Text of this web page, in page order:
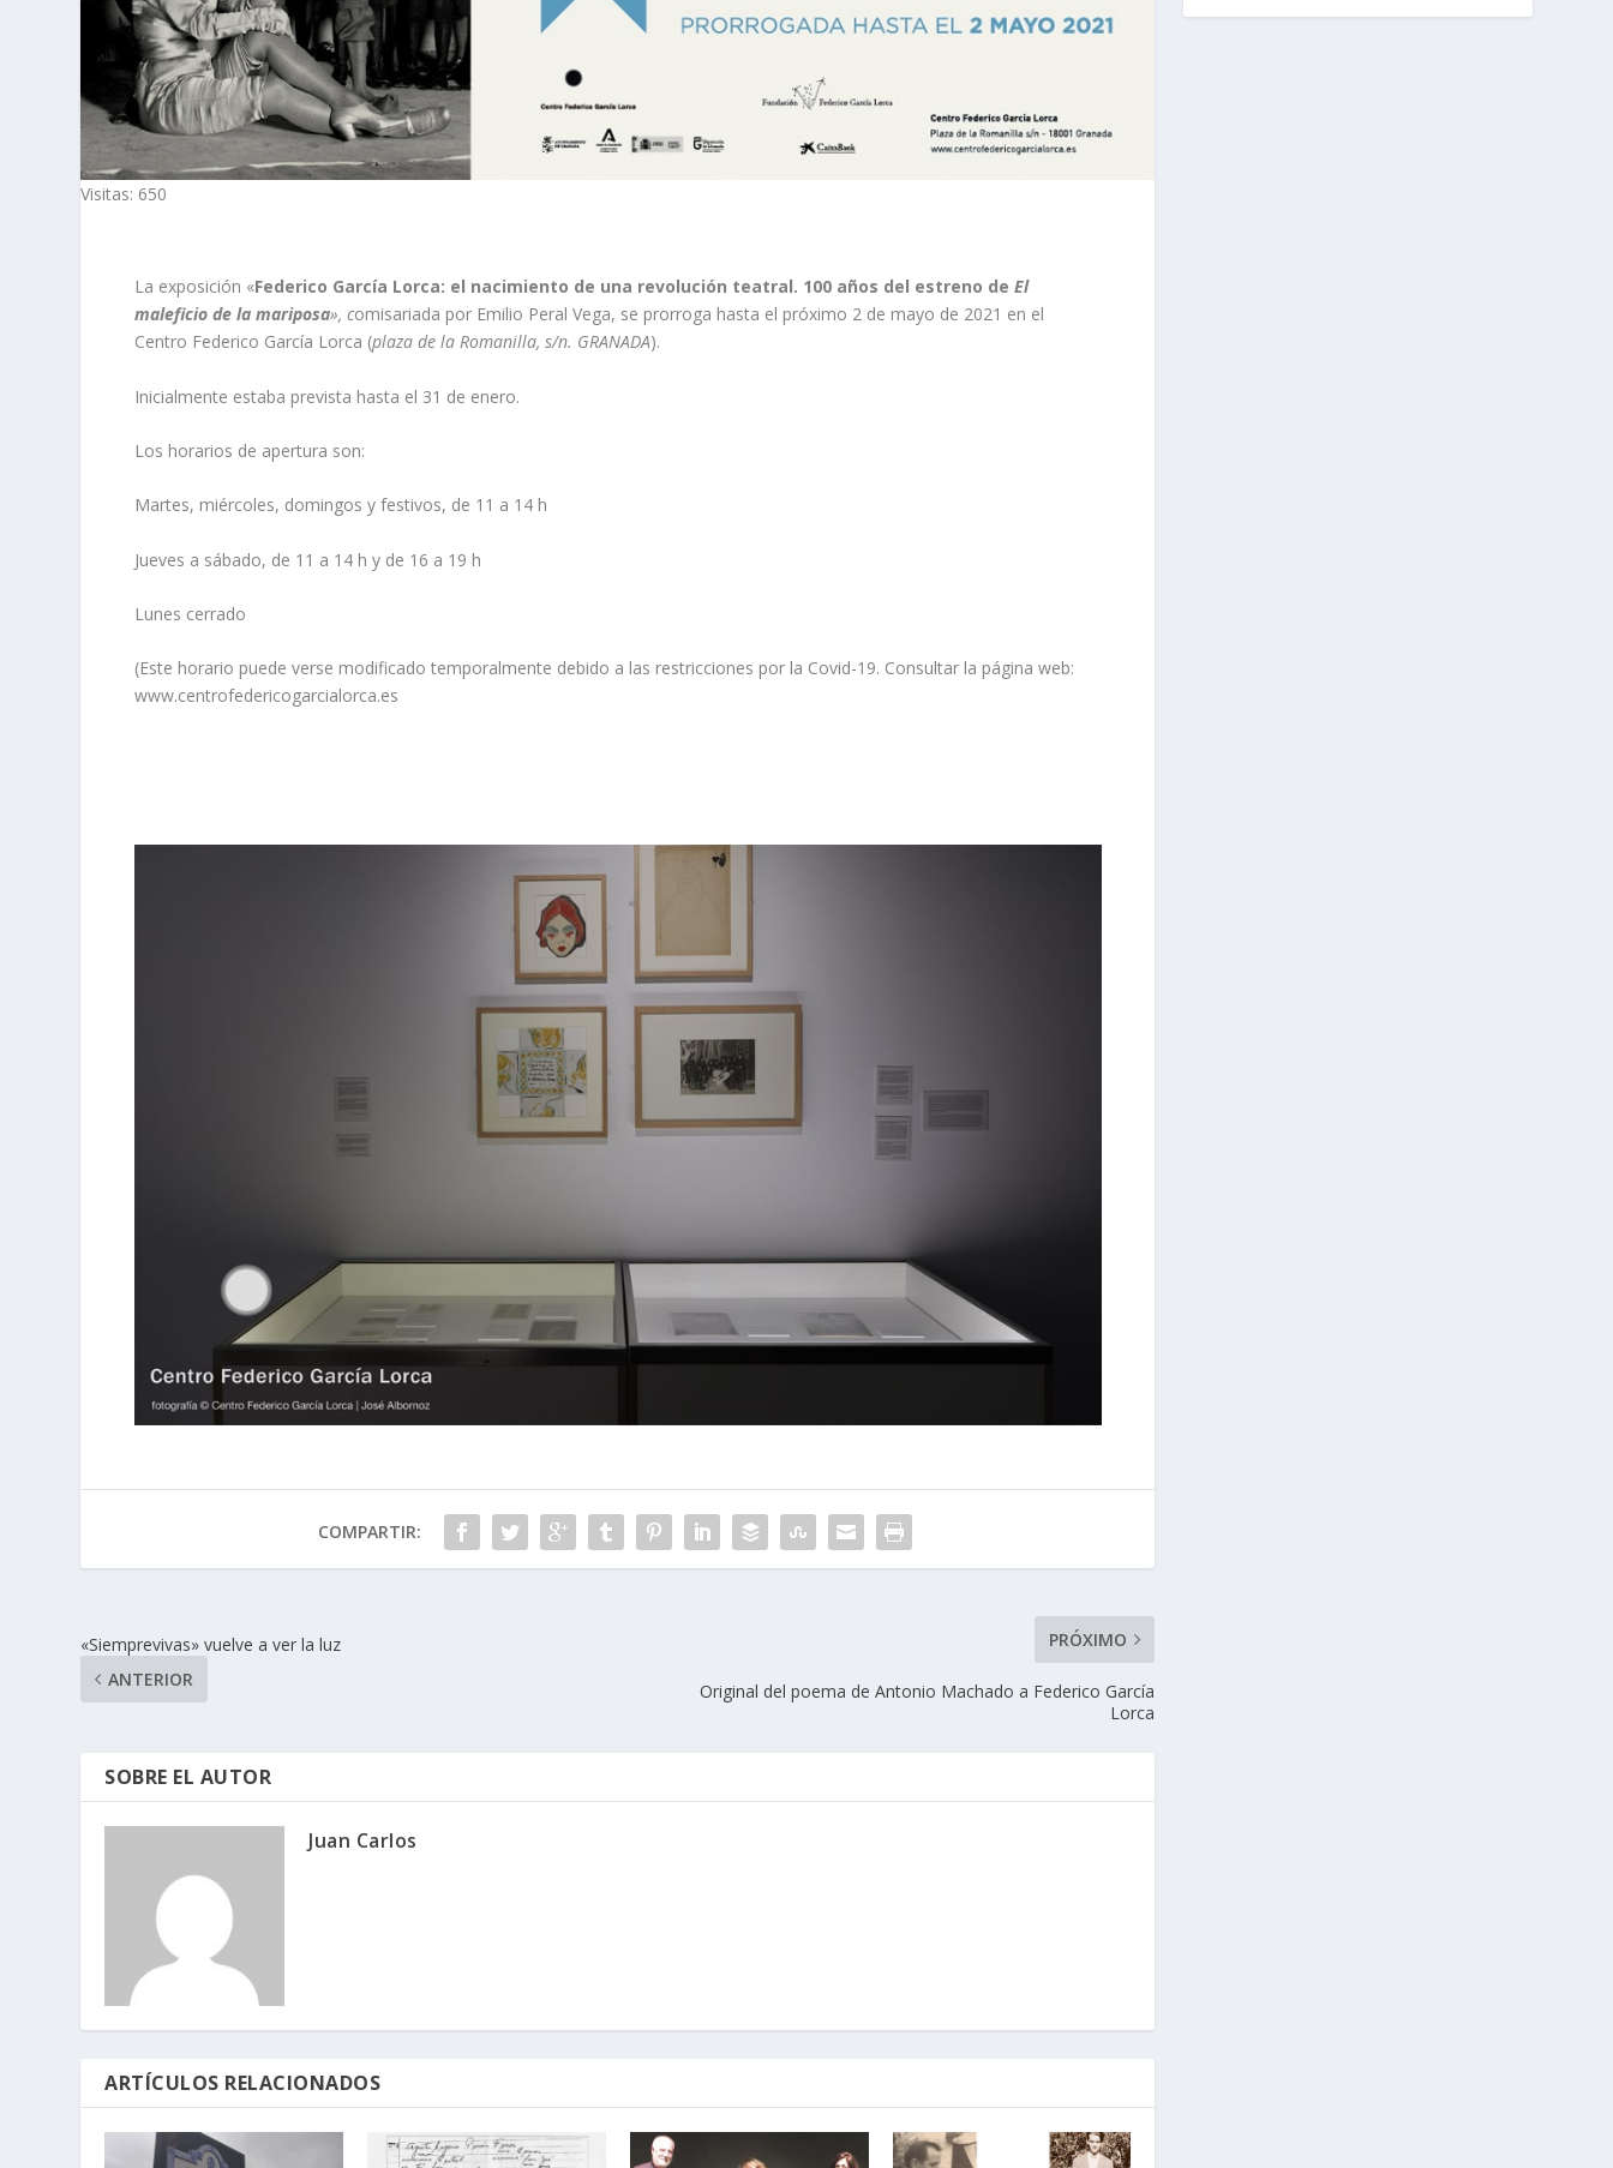
Visitas: 650
La exposición «Federico García Lorca: el nacimiento de una revolución teatral. 100 años del estreno de El
maleficio de la mariposa», comisariada por Emilio Peral Vega, se prorroga hasta el próximo 2 de mayo de 2021 en el
Centro Federico García Lorca (plaza de la Romanilla, s/n. GRANADA).
Inicialmente estaba prevista hasta el 31 de enero.
Los horarios de apertura son:
Martes, miércoles, domingos y festivos, de 11 a 14 h
Jueves a sábado, de 11 a 14 h y de 16 a 19 h
Lunes cerrado
(Este horario puede verse modificado temporalmente debido a las restricciones por la Covid-19. Consultar la página web:
www.centrofedericogarcialorca.es
COMPARTIR:
«Siemprevivas» vuelve a ver la luz
ANTERIOR
PRÓXIMO
Original del poema de Antonio Machado a Federico García
Lorca
SOBRE EL AUTOR
Juan Carlos
ARTÍCULOS RELACIONADOS